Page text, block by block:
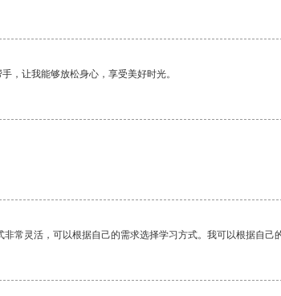
，让我能够放松身心，享受美好时光。
常灵活，可以根据自己的需求选择学习方式。我可以根据自己